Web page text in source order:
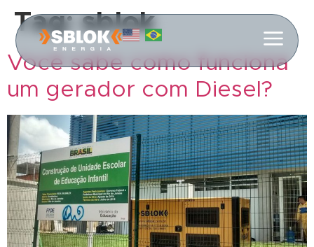
Tag:sblok
Você sabe como funciona
um gerador com Diesel?